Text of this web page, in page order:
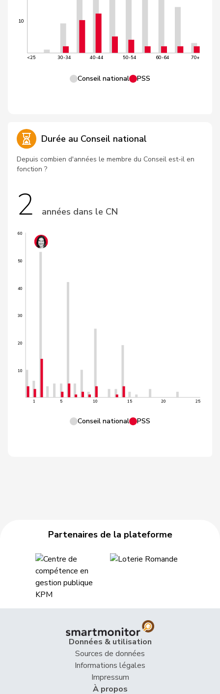
10
<25 30-34 40-44 50-54 60-64 70+
Conseil national PSS
Durée au Conseil national
Depuis combien d'années le membre du Conseil est-il en
fonction ?
2 années dans le CN
10
20
30
40
50
60
1 5 10 15 20 25
Conseil national PSS
Partenaires de la plateforme
Données & utilisation
Sources de données
Informations légales
Impressum
À propos